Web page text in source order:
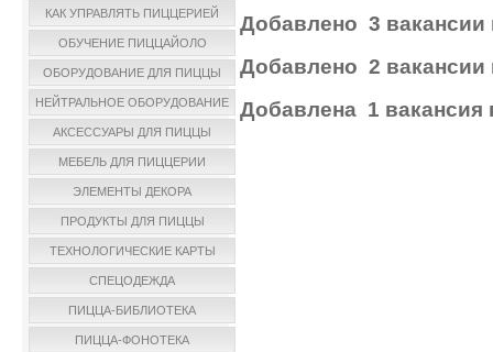
КАК УПРАВЛЯТЬ ПИЦЦЕРИЕЙ
ОБУЧЕНИЕ ПИЦЦАЙОЛО
ОБОРУДОВАНИЕ ДЛЯ ПИЦЦЫ
НЕЙТРАЛЬНОЕ ОБОРУДОВАНИЕ
АКСЕССУАРЫ ДЛЯ ПИЦЦЫ
МЕБЕЛЬ ДЛЯ ПИЦЦЕРИИ
ЭЛЕМЕНТЫ ДЕКОРА
ПРОДУКТЫ ДЛЯ ПИЦЦЫ
ТЕХНОЛОГИЧЕСКИЕ КАРТЫ
СПЕЦОДЕЖДА
ПИЦЦА-БИБЛИОТЕКА
ПИЦЦА-ФОНОТЕКА
Добавлено 3 вакансии
Добавлено 2 вакансии
Добавлена 1 вакансия